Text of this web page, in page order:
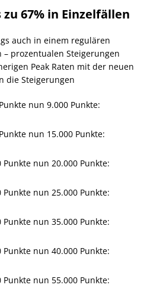
67% in Einzelfällen
auch in einem regulären
prozentualen Steigerungen
Peak Raten mit der neuen
die Steigerungen
nun 9.000 Punkte:
nun 15.000 Punkte:
nun 20.000 Punkte:
nun 25.000 Punkte:
nun 35.000 Punkte:
nun 40.000 Punkte:
nun 55.000 Punkte: